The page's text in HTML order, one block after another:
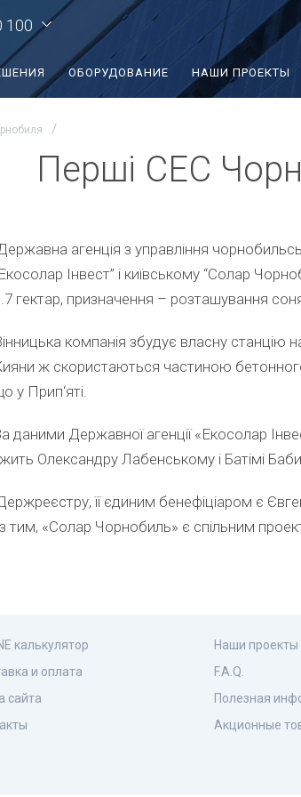
100
ОБОРУДОВАНИЕ НАШИ ПРОЕКТЫ
Перші СЕС
агенція з управління
Інвест” і київському “Солар
гектар, призначення – розташування
компанія збудує власну
ж скористаються частиною
у Прип‘яті.
даними Державної агенції «Екосолар
Олександру Лабенському і Батімі
її єдиним бенефіціаром є
тим, «Солар Чорнобиль» є спільним
калькулятор
и оплата
сайта
Наши проекты
F.A.Q.
Полезная
Акционные